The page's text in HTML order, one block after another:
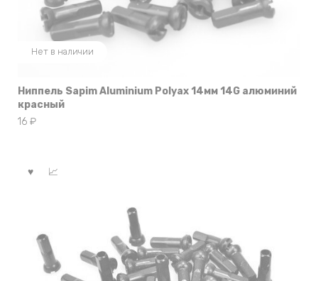
Нет в наличии
Ниппель Sapim Aluminium Polyax 14мм 14G алюминий
красный
16 ₽